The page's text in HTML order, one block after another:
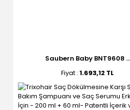
Saubern Baby BNT9608 ...
Fiyat :1.693,12 TL